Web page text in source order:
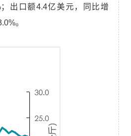
出口额4.4亿美元，同比增
。